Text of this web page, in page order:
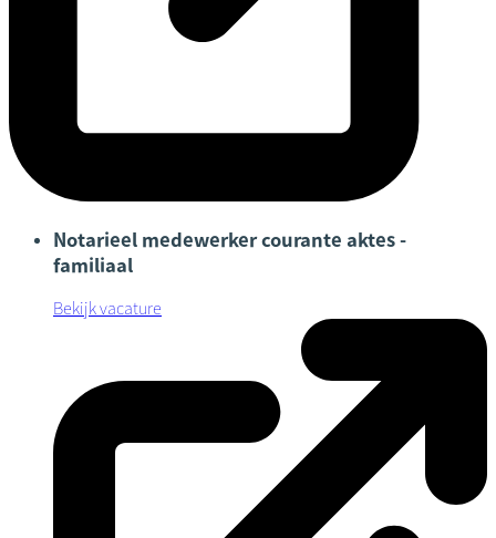
Notarieel medewerker courante aktes -
familiaal
Bekijk vacature